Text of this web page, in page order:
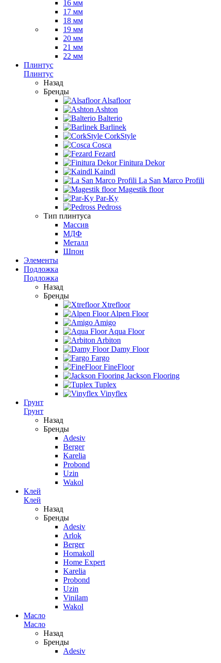
16 мм
17 мм
18 мм
19 мм
20 мм
21 мм
22 мм
Плинтус
Плинтус
Назад
Бренды
Alsafloor
Ashton
Balterio
Barlinek
CorkStyle
Cosca
Fezard
Finitura Dekor
Kaindl
La San Marco Profili
Magestik floor
Par-Ky
Pedross
Тип плинтуса
Массив
МДФ
Металл
Шпон
Элементы
Подложка
Подложка
Назад
Бренды
Xtrefloor
Alpen Floor
Amigo
Aqua Floor
Arbiton
Damy Floor
Fargo
FineFloor
Jackson Flooring
Tuplex
Vinyflex
Грунт
Грунт
Назад
Бренды
Adesiv
Berger
Karelia
Probond
Uzin
Wakol
Клей
Клей
Назад
Бренды
Adesiv
Arlok
Berger
Homakoll
Home Expert
Karelia
Probond
Uzin
Vinilam
Wakol
Масло
Масло
Назад
Бренды
Adesiv